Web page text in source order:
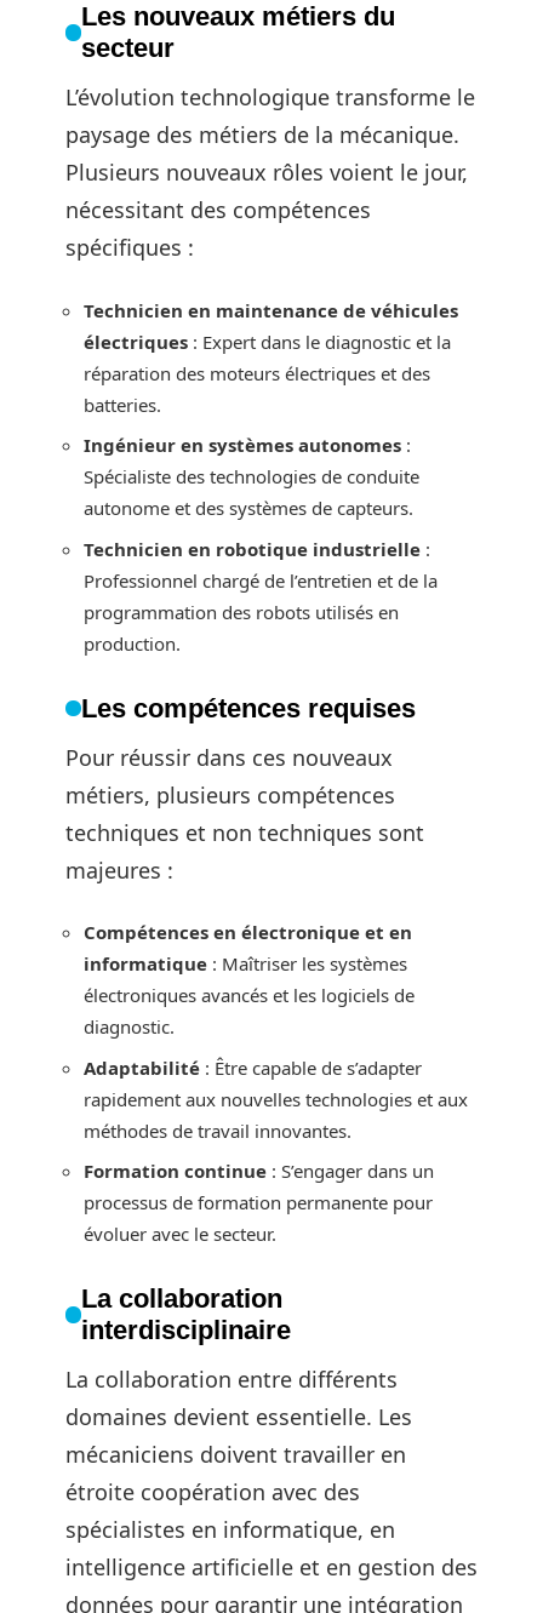
Les nouveaux métiers du
secteur
L’évolution technologique transforme le
paysage des métiers de la mécanique.
Plusieurs nouveaux rôles voient le jour,
nécessitant des compétences
spécifiques :
Technicien en maintenance de véhicules
électriques : Expert dans le diagnostic et la
réparation des moteurs électriques et des
batteries.
Ingénieur en systèmes autonomes :
Spécialiste des technologies de conduite
autonome et des systèmes de capteurs.
Technicien en robotique industrielle :
Professionnel chargé de l’entretien et de la
programmation des robots utilisés en
production.
Les compétences requises
Pour réussir dans ces nouveaux
métiers, plusieurs compétences
techniques et non techniques sont
majeures :
Compétences en électronique et en
informatique : Maîtriser les systèmes
électroniques avancés et les logiciels de
diagnostic.
Adaptabilité : Être capable de s’adapter
rapidement aux nouvelles technologies et aux
méthodes de travail innovantes.
Formation continue : S’engager dans un
processus de formation permanente pour
évoluer avec le secteur.
La collaboration
interdisciplinaire
La collaboration entre différents
domaines devient essentielle. Les
mécaniciens doivent travailler en
étroite coopération avec des
spécialistes en informatique, en
intelligence artificielle et en gestion des
données pour garantir une intégration